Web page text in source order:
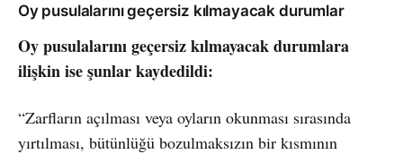
Oy pusulalarını geçersiz kılmayacak durumlar
Oy pusulalarını geçersiz kılmayacak durumlara
ilişkin ise şunlar kaydedildi:
“Zarfların açılması veya oyların okunması sırasında
yırtılması, bütünlüğü bozulmaksızın bir kısmının